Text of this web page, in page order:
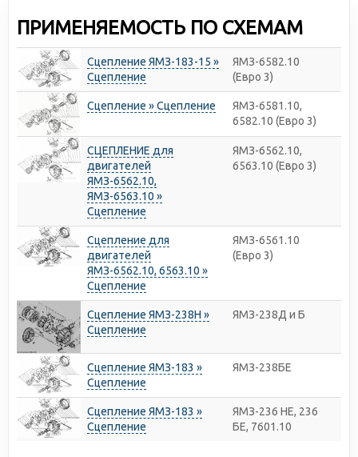
ПРИМЕНЯЕМОСТЬ ПО СХЕМАМ
Сцепление ЯМЗ-183-15 »
Сцепление
ЯМЗ-6582.10
(Евро 3)
Сцепление » Сцепление
ЯМЗ-6581.10,
6582.10 (Евро 3)
СЦЕПЛЕНИЕ для
двигателей
ЯМЗ-6562.10,
ЯМЗ-6563.10 »
Сцепление
ЯМЗ-6562.10,
6563.10 (Евро 3)
Сцепление для
двигателей
ЯМЗ-6562.10, 6563.10 »
Сцепление
ЯМЗ-6561.10
(Евро 3)
Сцепление ЯМЗ-238Н »
Сцепление
ЯМЗ-238Д и Б
Сцепление ЯМЗ-183 »
Сцепление
ЯМЗ-238БЕ
Сцепление ЯМЗ-183 »
Сцепление
ЯМЗ-236 НЕ, 236
БЕ, 7601.10